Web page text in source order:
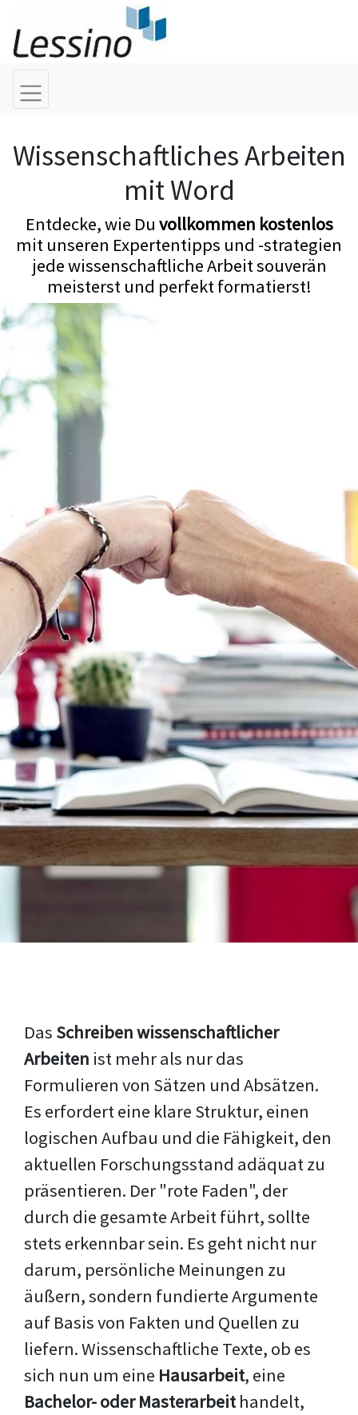
Wissenschaftliches Arbeiten
mit Word
Entdecke, wie Du vollkommen kostenlos
mit unseren Expertentipps und -strategien
jede wissenschaftliche Arbeit souverän
meisterst und perfekt formatierst!
Das Schreiben wissenschaftlicher
Arbeiten ist mehr als nur das
Formulieren von Sätzen und Absätzen.
Es erfordert eine klare Struktur, einen
logischen Aufbau und die Fähigkeit, den
aktuellen Forschungsstand adäquat zu
präsentieren. Der "rote Faden", der
durch die gesamte Arbeit führt, sollte
stets erkennbar sein. Es geht nicht nur
darum, persönliche Meinungen zu
äußern, sondern fundierte Argumente
auf Basis von Fakten und Quellen zu
liefern. Wissenschaftliche Texte, ob es
sich nun um eine Hausarbeit, eine
Bachelor- oder Masterarbeithandelt,